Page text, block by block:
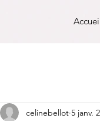
celinebellot 5 janv.